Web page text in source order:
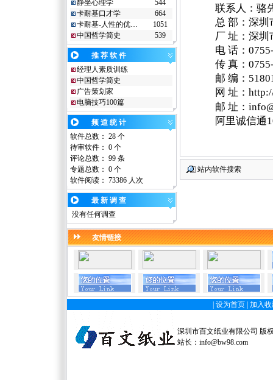
静坐心理学
544
卡耐基口才学
664
卡耐基-人性的优…
1051
中国哲学简史
539
推 荐 软 件
经理人素质训练
中国哲学简史
广告策划家
电脑技巧100篇
频 道 统 计
软件总数： 28 个
待审软件： 0 个
评论总数： 99 条
专题总数： 0 个
软件阅读： 73386 人次
最 新 调 查
没有任何调查
联系人：骆先生
总 部 ：深
厂 址：深圳
电 话：
传 真：
邮 编：
网 址：
邮 址 ：
阿里诚信通
站内软件搜索
友情链接
设为首页 加入
深圳市百文纸业有限公司 版
站长： info@bw98.com